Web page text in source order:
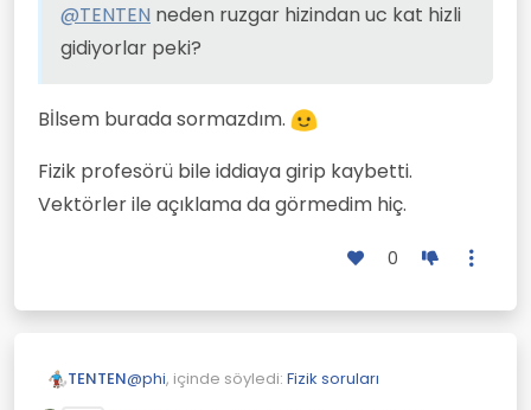
@TENTEN neden ruzgar hizindan uc kat hizli
gidiyorlar peki?
Bİlsem burada sormazdım.
Fizik profesörü bile iddiaya girip kaybetti.
Vektörler ile açıklama da görmedim hiç.
0
TENTEN@phi, içinde söyledi: Fizik soruları